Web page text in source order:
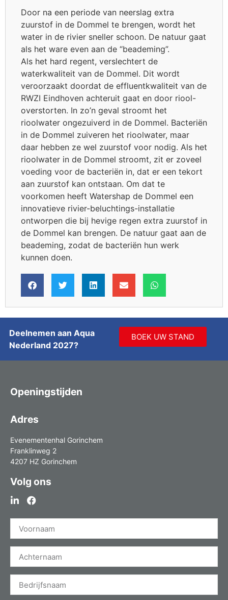
Door na een periode van neerslag extra
zuurstof in de Dommel te brengen, wordt het
water in de rivier sneller schoon. De natuur gaat
als het ware even aan de “beademing”.
Als het hard regent, verslechtert de
waterkwaliteit van de Dommel. Dit wordt
veroorzaakt doordat de effluentkwaliteit van de
RWZI Eindhoven achteruit gaat en door riool-
overstorten. In zo’n geval stroomt het
rioolwater ongezuiverd in de Dommel. Bacteriën
in de Dommel zuiveren het rioolwater, maar
daar hebben ze wel zuurstof voor nodig. Als het
rioolwater in de Dommel stroomt, zit er zoveel
voeding voor de bacteriën in, dat er een tekort
aan zuurstof kan ontstaan. Om dat te
voorkomen heeft Watershap de Dommel een
innovatieve rivier-beluchtings-installatie
ontworpen die bij hevige regen extra zuurstof in
de Dommel kan brengen. De natuur gaat aan de
beademing, zodat de bacteriën hun werk
kunnen doen.
Deelnemen aan Aqua
Nederland 2027?
BOEK UW STAND
Openingstijden
Adres
Evenementenhal Gorinchem
Franklinweg 2
4207 HZ Gorinchem
Volg ons